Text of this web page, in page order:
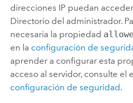
direcciones IP puedan
Directorio del administrador.
necesaria la propiedad
en la configuración de
aprender a configurar esta
acceso al servidor, consulte el
configuración de seguridad.